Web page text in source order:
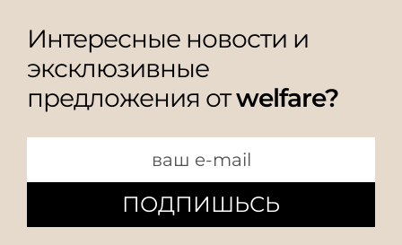
Интересные новости и
эксклюзивные
предложения отwelfare?
ПОДПИШЬСЬ